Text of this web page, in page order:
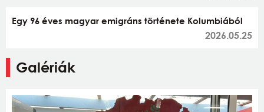
Egy 96 éves magyar emigráns története Kolumbiából
2026.05.25
Galériák